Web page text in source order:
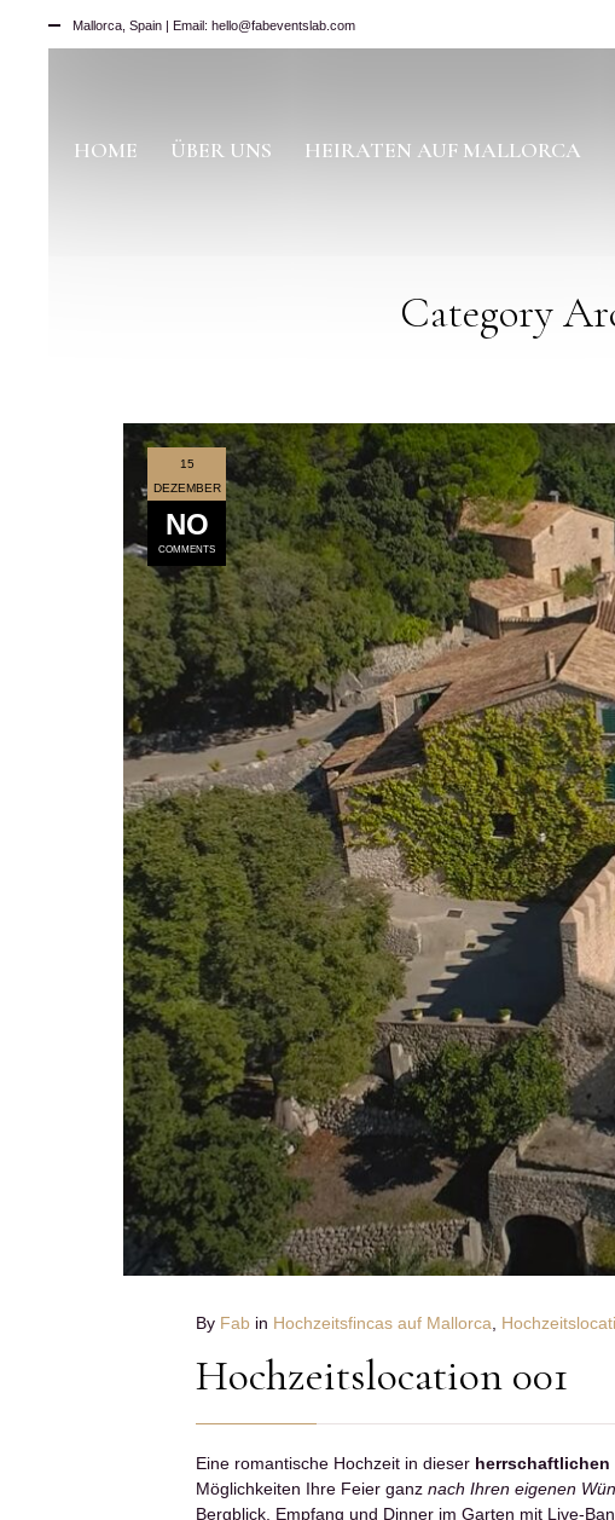
Mallorca, Spain | Email: hello@fabeventslab.com
HOME ÜBER UNS HEIRATEN AUF MALLORCA
Category
15
DEZEMBER
NO
COMMENTS
By Fab in Hochzeitsfincas auf Mallorca
Hochzeitslocation 001
Eine romantische Hochzeit in dieser herrschaftlichen
Möglichkeiten Ihre Feier ganz nach Ihren eigenen
Bergblick, Empfang und Dinner im Garten mit Live-